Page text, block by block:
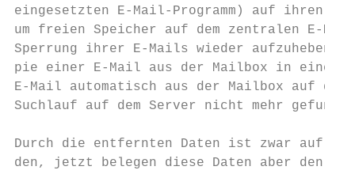
eingesetzten E-Mail-Programm) auf ihren
um freien Speicher auf dem zentralen E-
Sperrung ihrer E-Mails wieder aufzuheben.
pie ­einer E-Mail aus der Mailbox in eine
E-Mail automatisch aus der Mailbox auf
Suchlauf auf dem Server nicht mehr
Durch die entfernten Daten ist zwar auf
den, jetzt belegen diese Daten aber den